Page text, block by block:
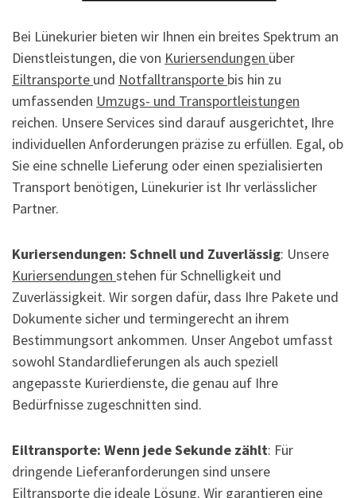
Bei Lünekurier bieten wir Ihnen ein breites Spektrum an
Dienstleistungen, die von Kuriersendungen über
Eiltransporte und Notfalltransporte bis hin zu
umfassenden Umzugs- und Transportleistungen
reichen. Unsere Services sind darauf ausgerichtet, Ihre
individuellen Anforderungen präzise zu erfüllen. Egal, ob
Sie eine schnelle Lieferung oder einen spezialisierten
Transport benötigen, Lünekurier ist Ihr verlässlicher
Partner.
Kuriersendungen: Schnell und Zuverlässig: Unsere
Kuriersendungen stehen für Schnelligkeit und
Zuverlässigkeit. Wir sorgen dafür, dass Ihre Pakete und
Dokumente sicher und termingerecht an ihrem
Bestimmungsort ankommen. Unser Angebot umfasst
sowohl Standardlieferungen als auch speziell
angepasste Kurierdienste, die genau auf Ihre
Bedürfnisse zugeschnitten sind.
Eiltransporte: Wenn jede Sekunde zählt: Für
dringende Lieferanforderungen sind unsere
Eiltransporte die ideale Lösung. Wir garantieren eine